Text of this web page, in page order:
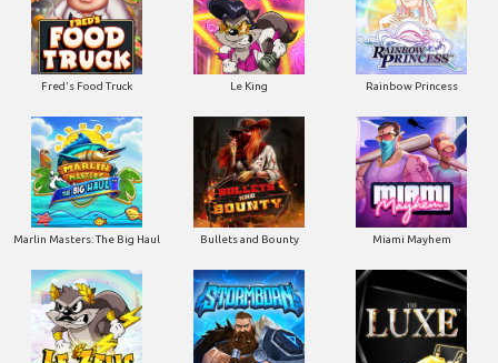
Fred's Food Truck Le King Rainbow Princess
Marlin Masters: The Big Haul Bullets and Bounty Miami Mayhem